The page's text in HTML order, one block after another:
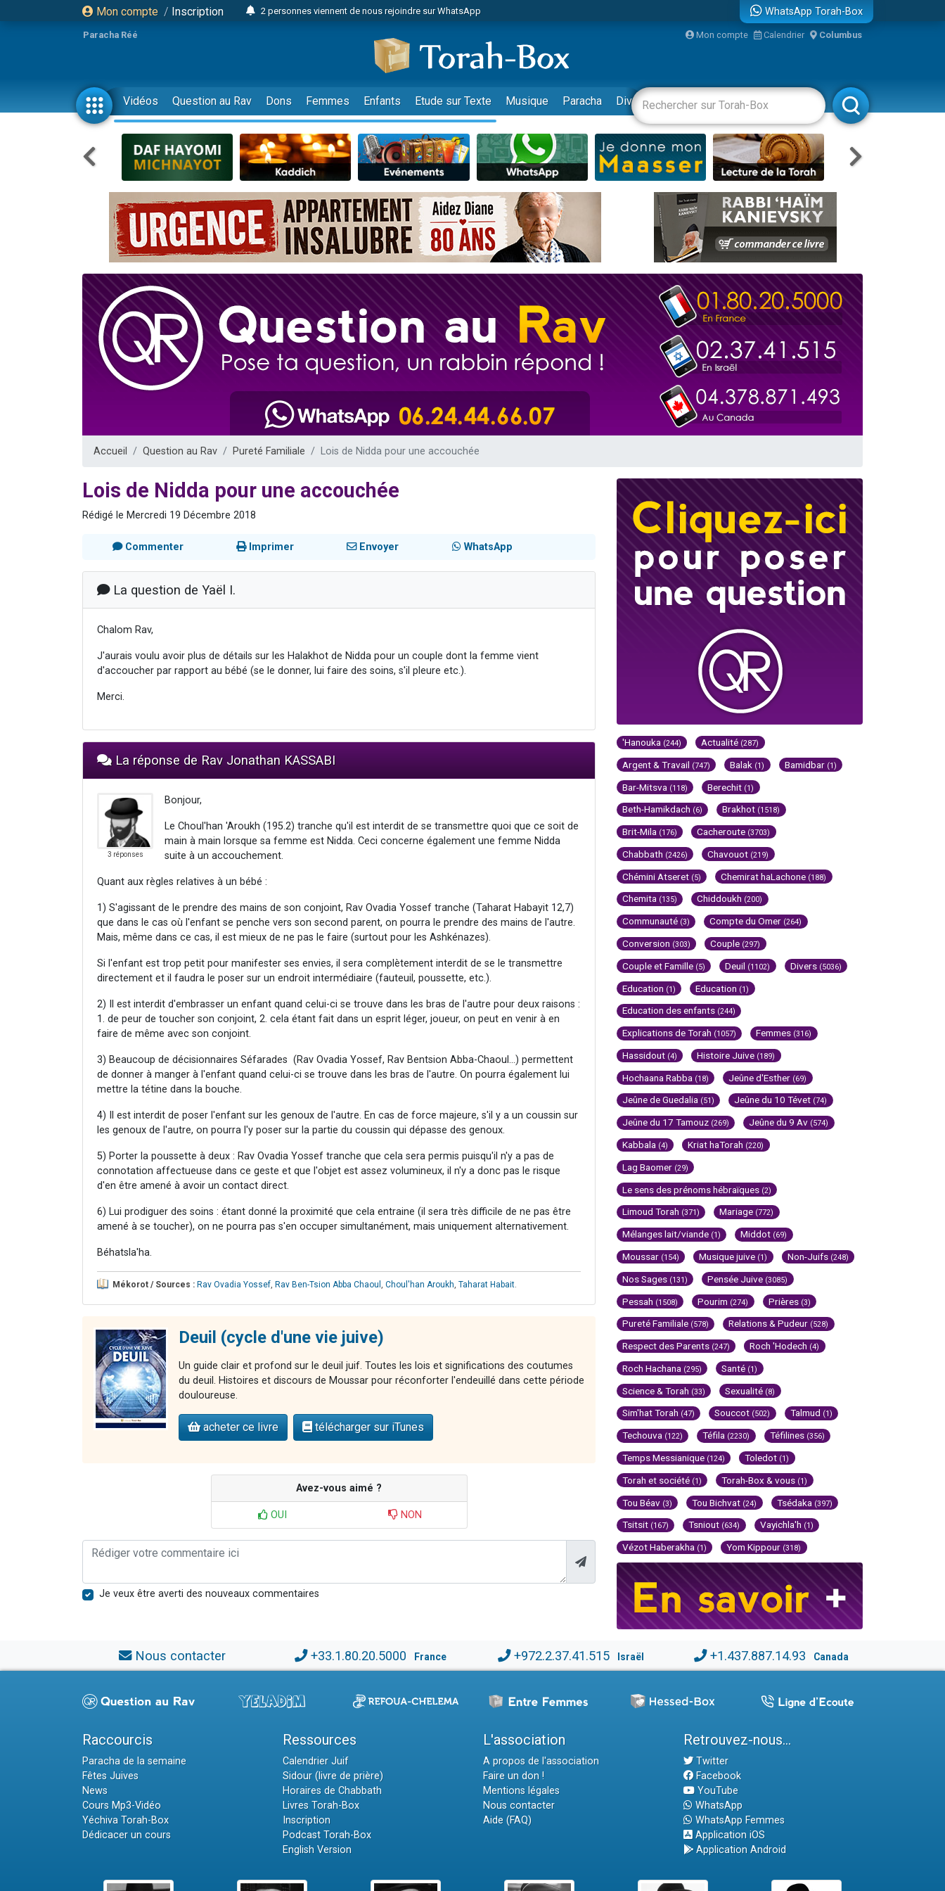
Mon compte / Inscription
2 personnes viennent de nous rejoindre sur WhatsApp
2 nouvelles musiques dans Torah-Box Music
8 personnes viennent de faire un don pour Tsédaka : pauvres d'Israel
4 personnes viennent de faire un don pour Diane, 80 ans, dans un appartement insalubre
Nouvelle émission radio : Visions de grandeur n°104 : Le Chabbath et le Birkat Hamazone à travers le temps
61 personnes viennent de demander une bénédiction
39 personnes viennent de faire un don pour Sauvez la jambe de Yohan
Il reste 49 places pour étudier en groupe sur Zoom
Ariel vient de donner son Maasser
Nathaniel vient de donner son Maasser
6 personnes viennent de faire un don pour 5 enfants déjà orphelins risquent de perdre leur maman
2 personnes viennent de faire un don pour Reloger Rivka, 6 enfants, victime de violences...
10 personnes viennent de demander une bénédiction
Il reste 49 places pour étudier en groupe sur Zoom
Dovan vient de donner son Maasser
2 personnes viennent de nous rejoindre sur WhatsApp
Malgorzata vient de donner son Maasser
3 personnes viennent de nous rejoindre sur WhatsApp
WhatsApp Torah-Box
Paracha Réé Mon compte Calendrier Columbus
Vidéos Question au Rav Dons Femmes Enfants Etude sur Texte Musique Paracha Divertissements Livres Rabbanim
Accueil Question au Rav Pureté Familiale Lois de Nidda pour une accouchée
Lois de Nidda pour une accouchée
Rédigé le Mercredi 19 Décembre 2018
Commenter Imprimer Envoyer WhatsApp
La question de Yaël I.
Chalom Rav,
J'aurais voulu avoir plus de détails sur les Halakhot de Nidda pour un couple dont la femme vient
d'accoucher par rapport au bébé (se le donner, lui faire des soins, s'il pleure etc.).
Merci.
La réponse de Rav Jonathan KASSABI
3 réponses
Bonjour,
Le Choul'han 'Aroukh (195.2) tranche qu'il est interdit de se transmettre quoi que ce soit de
main à main lorsque sa femme est Nidda. Ceci concerne également une femme Nidda
suite à un accouchement.
Quant aux règles relatives à un bébé :
1) S'agissant de le prendre des mains de son conjoint, Rav Ovadia Yossef tranche (Taharat Habayit 12,7)
que dans le cas où l'enfant se penche vers son second parent, on pourra le prendre des mains de l'autre.
Mais, même dans ce cas, il est mieux de ne pas le faire (surtout pour les Ashkénazes).
Si l'enfant est trop petit pour manifester ses envies, il sera complètement interdit de se le transmettre
directement et il faudra le poser sur un endroit intermédiaire (fauteuil, poussette, etc.).
2) Il est interdit d'embrasser un enfant quand celui-ci se trouve dans les bras de l'autre pour deux raisons :
1. de peur de toucher son conjoint, 2. cela étant fait dans un esprit léger, joueur, on peut en venir à en
faire de même avec son conjoint.
3) Beaucoup de décisionnaires Séfarades (Rav Ovadia Yossef, Rav Bentsion Abba-Chaoul...) permettent
de donner à manger à l'enfant quand celui-ci se trouve dans les bras de l'autre. On pourra également lui
mettre la tétine dans la bouche.
4) Il est interdit de poser l'enfant sur les genoux de l'autre. En cas de force majeure, s'il y a un coussin sur
les genoux de l'autre, on pourra l'y poser sur la partie du coussin qui dépasse des genoux.
5) Porter la poussette à deux : Rav Ovadia Yossef tranche que cela sera permis puisqu'il n'y a pas de
connotation affectueuse dans ce geste et que l'objet est assez volumineux, il n'y a donc pas le risque
d'en être amené à avoir un contact direct.
6) Lui prodiguer des soins : étant donné la proximité que cela entraine (il sera très difficile de ne pas être
amené à se toucher), on ne pourra pas s'en occuper simultanément, mais uniquement alternativement.
Béhatsla'ha.
Mékorot / Sources : Rav Ovadia Yossef Rav Ben-Tsion Abba Chaoul Choul'han Aroukh Taharat Habait
Deuil (cycle d'une vie juive)
Un guide clair et profond sur le deuil juif. Toutes les lois et significations des coutumes
du deuil. Histoires et discours de Moussar pour réconforter l'endeuillé dans cette période
douloureuse.
acheter ce livre télécharger sur iTunes
Avez-vous aimé ?
OUI NON
Je veux être averti des nouveaux commentaires
'Hanouka (244) Actualité (287)
Argent & Travail (747) Balak (1) Bamidbar (1)
Bar-Mitsva (118) Berechit (1)
Beth-Hamikdach (6) Brakhot (1518)
Brit-Mila (176) Cacheroute (3703)
Chabbath (2426) Chavouot (219)
Chémini Atseret (5) Chemirat haLachone (188)
Chemita (135) Chiddoukh (200)
Communauté (3) Compte du Omer (264)
Conversion (303) Couple (297)
Couple et Famille (5) Deuil (1102) Divers (5036)
Education (1) Education (1)
Education des enfants (244)
Explications de Torah (1057) Femmes (316)
Hassidout (4) Histoire Juive (189)
Hochaana Rabba (18) Jeûne d'Esther (69)
Jeûne de Guedalia (51) Jeûne du 10 Tévet (74)
Jeûne du 17 Tamouz (269) Jeûne du 9 Av (574)
Kabbala (4) Kriat haTorah (220)
Lag Baomer (29)
Le sens des prénoms hébraïques (2)
Limoud Torah (371) Mariage (772)
Mélanges lait/viande (1) Middot (69)
Moussar (154) Musique juive (1) Non-Juifs (248)
Nos Sages (131) Pensée Juive (3085)
Pessah (1508) Pourim (274) Prières (3)
Pureté Familiale (578) Relations & Pudeur (528)
Respect des Parents (247) Roch 'Hodech (4)
Roch Hachana (295) Santé (1)
Science & Torah (33) Sexualité (8)
Sim'hat Torah (47) Souccot (502) Talmud (1)
Techouva (122) Téfila (2230) Téfilines (356)
Temps Messianique (124) Toledot (1)
Torah et société (1) Torah-Box & vous (1)
Tou Béav (3) Tou Bichvat (24) Tsédaka (397)
Tsitsit (167) Tsniout (634) Vayichla'h (1)
Vézot Haberakha (1) Yom Kippour (318)
Nous contacter +33.1.80.20.5000 France +972.2.37.41.515 Israël +1.437.887.14.93 Canada
Raccourcis
Paracha de la semaine
Fêtes Juives
News
Cours Mp3-Vidéo
Yéchiva Torah-Box
Dédicacer un cours
Ressources
Calendrier Juif
Sidour (livre de prière)
Horaires de Chabbath
Livres Torah-Box
Inscription
Podcast Torah-Box
English Version
L'association
A propos de l'association
Faire un don !
Mentions légales
Nous contacter
Aide (FAQ)
Retrouvez-nous...
Twitter
Facebook
YouTube
WhatsApp
WhatsApp Femmes
Application iOS
Application Android